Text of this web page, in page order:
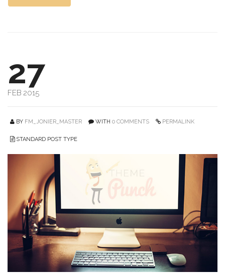
27
FEB 2015
BY FM_JONIER_MASTER WITH 0 COMMENTS PERMALINK
STANDARD POST TYPE